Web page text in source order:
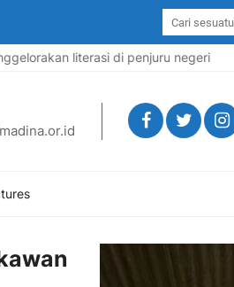
literasi di penjuru negeri